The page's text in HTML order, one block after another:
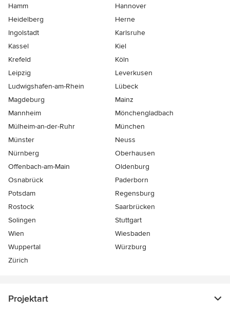
Hamm
Hannover
Heidelberg
Herne
Ingolstadt
Karlsruhe
Kassel
Kiel
Krefeld
Köln
Leipzig
Leverkusen
Ludwigshafen-am-Rhein
Lübeck
Magdeburg
Mainz
Mannheim
Mönchen­gladbach
Mülheim-an-der-Ruhr
München
Münster
Neuss
Nürnberg
Oberhausen
Offenbach-am-Main
Oldenburg
Osnabrück
Paderborn
Potsdam
Regensburg
Rostock
Saarbrücken
Solingen
Stuttgart
Wien
Wiesbaden
Wuppertal
Würzburg
Zürich
Projektart